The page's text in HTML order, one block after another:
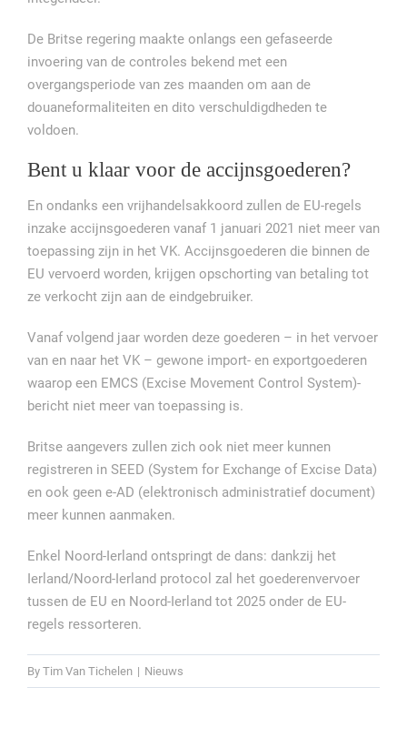
De Britse regering maakte onlangs een gefaseerde
invoering van de controles bekend met een
overgangsperiode van zes maanden om aan de
douaneformaliteiten en dito verschuldigdheden te
voldoen.
Bent u klaar voor de accijnsgoederen?
En ondanks een vrijhandelsakkoord zullen de EU-regels
inzake accijnsgoederen vanaf 1 januari 2021 niet meer van
toepassing zijn in het VK. Accijnsgoederen die binnen de
EU vervoerd worden, krijgen opschorting van betaling tot
ze verkocht zijn aan de eindgebruiker.
Vanaf volgend jaar worden deze goederen – in het vervoer
van en naar het VK – gewone import- en exportgoederen
waarop een EMCS (Excise Movement Control System)-
bericht niet meer van toepassing is.
Britse aangevers zullen zich ook niet meer kunnen
registreren in SEED (System for Exchange of Excise Data)
en ook geen e-AD (elektronisch administratief document)
meer kunnen aanmaken.
Enkel Noord-Ierland ontspringt de dans: dankzij het
Ierland/Noord-Ierland protocol zal het goederenvervoer
tussen de EU en Noord-Ierland tot 2025 onder de EU-
regels ressorteren.
By Tim Van Tichelen | Nieuws